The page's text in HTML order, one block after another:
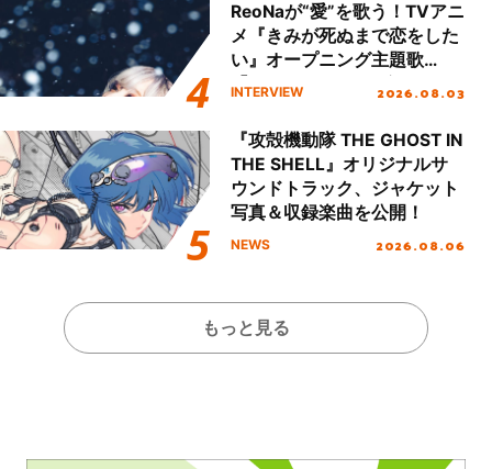
ReoNaが“愛”を歌う！TVアニ
メ『きみが死ぬまで恋をした
い』オープニング主題歌
「Amore」インタビュー
INTERVIEW 2026.08.03
『攻殻機動隊 THE GHOST IN
THE SHELL』オリジナルサ
ウンドトラック、ジャケット
写真＆収録楽曲を公開！
NEWS 2026.08.06
もっと見る